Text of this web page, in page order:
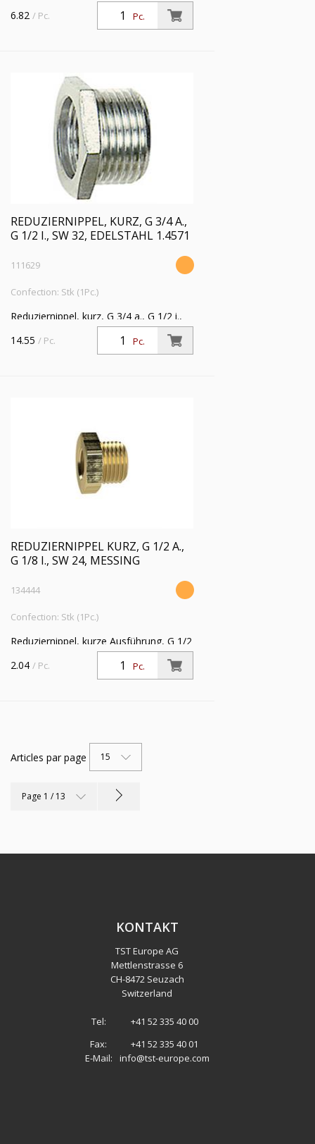
SW 19, Edelstahl 1.4571, Arbeitsdruck
max. 60 bar, Betriebstemp. max. 150 °C
Pc.
6.82 / Pc.
REDUZIERNIPPEL, KURZ, G 3/4 A.,
G 1/2 I., SW 32, EDELSTAHL 1.4571
111629
Confection: Stk (1Pc.)
Reduziernippel, kurz, G 3/4 a., G 1/2 i.,
SW 32, Edelstahl 1.4571, Arbeitsdruck
max. 60 bar, Betriebstemp. max. 150 °C
Pc.
14.55 / Pc.
REDUZIERNIPPEL KURZ, G 1/2 A.,
G 1/8 I., SW 24, MESSING
134444
Confection: Stk (1Pc.)
Reduziernippel, kurze Ausführung, G 1/2
a., G 1/8 i., SW 24, Messing,
Arbeitsdruck max. 25 bar, Betriebstemp.
Pc.
2.04 / Pc.
Articles par page 15
Page 1 / 13
KONTAKT
TST Europe AG
Mettlenstrasse 6
CH-8472 Seuzach
Switzerland
Tel:
+41 52 335 40 00
Fax:
+41 52 335 40 01
E-Mail:
info@tst-europe.com